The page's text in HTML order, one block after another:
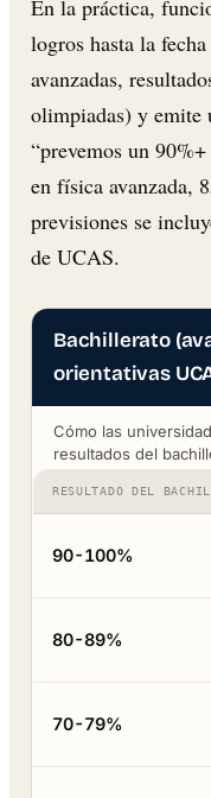
En la práctica,
logros hasta la
avanzadas,
olimpiadas) y emite
“prevemos un
en física avanzada,
previsiones se
de UCAS.
Bachillerato
orientativas
Cómo las
resultados del
RESULTADO DEL
90-100%
80-89%
70-79%